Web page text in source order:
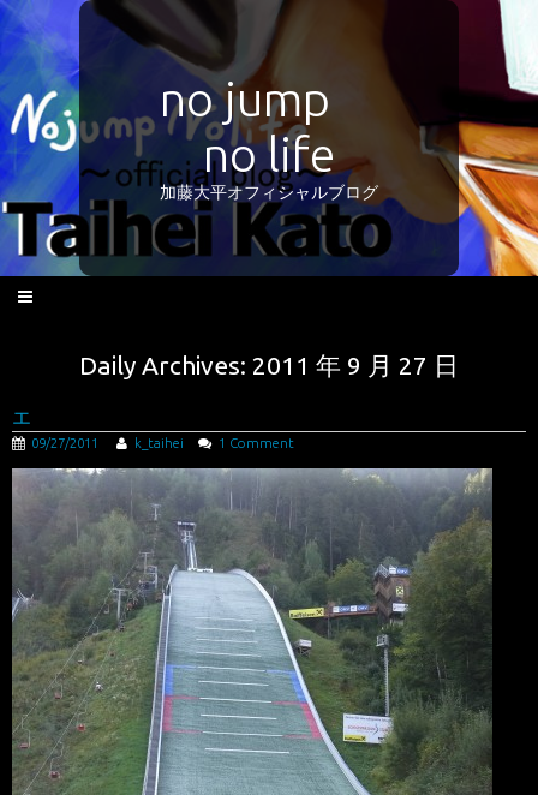
no jump
no life
加藤大平オフィシャルブログ
Daily Archives: 2011 年 9 月 27 日
エ
09/27/2011 k_taihei 1 Comment